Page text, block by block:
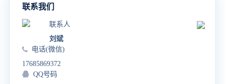
联系我们
联系人
刘斌
电话(微信)
17685869372
QQ号码